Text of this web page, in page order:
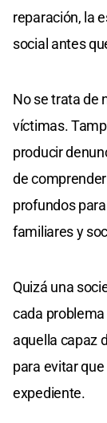
reparación, la
social antes
No se trata de
víctimas.
producir
de
profundos
familiares y
Quizá una
cada
aquella capaz
para evitar
expediente.